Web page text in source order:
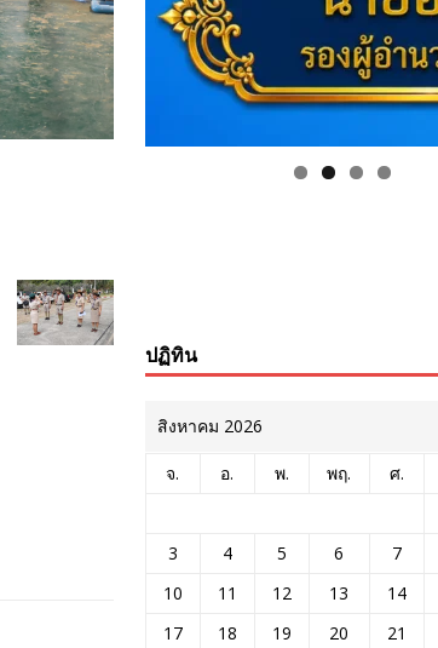
ปฏิทิน
สิงหาคม 2026
จ. อ. พ. พฤ. ศ.
3
4 5 6 7
10
11 12 13 14
17
18 19 20 21